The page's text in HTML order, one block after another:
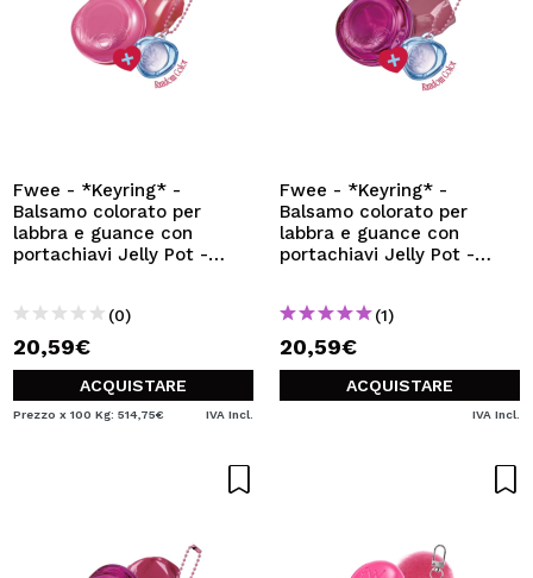
Fwee - *Keyring* -
Balsamo colorato per
labbra e guance con
portachiavi Jelly Pot -
(0)
20,59€
ACQUISTARE
Prezzo x 100 Kg: 514,75€ IVA Incl.
Fwee - *Keyring* -
Balsamo colorato per
labbra e guance con
portachiavi Jelly Pot -
(1)
20,59€
ACQUISTARE
IVA Incl.